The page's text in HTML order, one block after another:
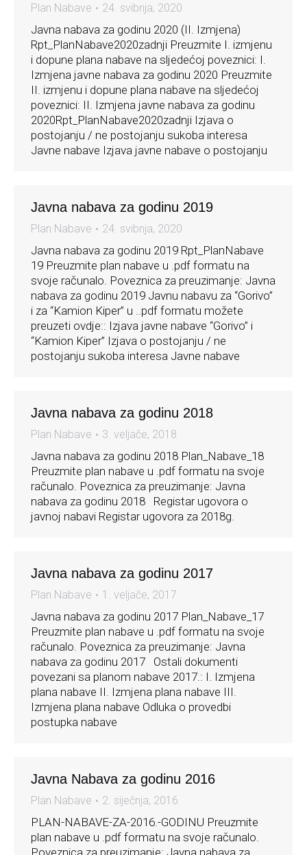
Plan Nabave 24. svibnja, 2020
Javna nabava za godinu 2020 (II. Izmjena)
Rpt_PlanNabave2020zadnji Preuzmite I. izmjenu
i dopune plana nabave na sljedećoj poveznici: I.
Izmjena javne nabava za godinu 2020 Preuzmite
II. izmjenu i dopune plana nabave na sljedećoj
poveznici: II. Izmjena javne nabava za godinu
2020Rpt_PlanNabave2020zadnji Izjava o
postojanju / ne postojanju sukoba interesa
Javne nabave Izjava javne nabave o postojanju
Javna nabava za godinu 2019
Plan Nabave 24. svibnja, 2020
Javna nabava za godinu 2019 Rpt_PlanNabave
19 Preuzmite plan nabave u .pdf formatu na
svoje računalo. Poveznica za preuzimanje: Javna
nabava za godinu 2019 Javnu nabavu za “Gorivo”
i za “Kamion Kiper” u ..pdf formatu možete
preuzeti ovdje:: Izjava javne nabave “Gorivo” i
“Kamion Kiper” Izjava o postojanju / ne
postojanju sukoba interesa Javne nabave
Javna nabava za godinu 2018
Plan Nabave 3. veljače, 2018
Javna nabava za godinu 2018 Plan_Nabave_18
Preuzmite plan nabave u .pdf formatu na svoje
računalo. Poveznica za preuzimanje: Javna
nabava za godinu 2018 Registar ugovora o
javnoj nabavi Registar ugovora za 2018g.
Javna nabava za godinu 2017
Plan Nabave 1. veljače, 2017
Javna nabava za godinu 2017 Plan_Nabave_17
Preuzmite plan nabave u .pdf formatu na svoje
računalo. Poveznica za preuzimanje: Javna
nabava za godinu 2017 Ostali dokumenti
povezani sa planom nabave 2017.: I. Izmjena
plana nabave II. Izmjena plana nabave III.
Izmjena plana nabave Odluka o provedbi
postupka nabave
Javna Nabava za godinu 2016
Plan Nabave 2. siječnja, 2016
PLAN-NABAVE-ZA-2016.-GODINU Preuzmite
plan nabave u .pdf formatu na svoje računalo.
Poveznica za preuzimanje: Javna nabava za